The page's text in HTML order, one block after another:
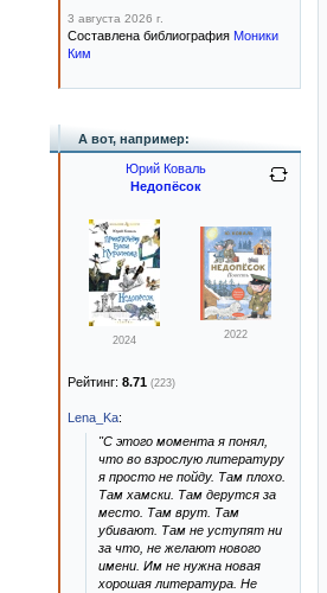
3 августа 2026 г.
Составлена библиография Моники
Ким
А вот, например:
Юрий Коваль
Недопёсок
2024 2022
Рейтинг: 8.71 (223)
Lena_Ka:
"С этого момента я понял,
что во взрослую литературу
я просто не пойду. Там плохо.
Там хамски. Там дерутся за
место. Там врут. Там
убивают. Там не уступят ни
за что, не желают нового
имени. Им не нужна новая
хорошая литература. Не